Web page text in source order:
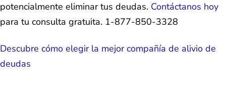
potencialmente eliminar tus deudas. Contáctanos hoy
para tu consulta gratuita. 1-877-850-3328
Descubre cómo elegir la mejor compañía de alivio de
deudas